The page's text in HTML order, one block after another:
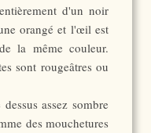
d'un noir
orangé et l'œil est
la même couleur.
sont rougeâtres ou
assez sombre
des mouchetures